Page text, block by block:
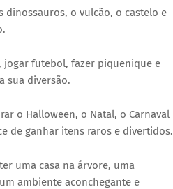
dinossauros, o vulcão, o castelo e
jogar futebol, fazer piquenique e
sua diversão.
o Halloween, o Natal, o Carnaval
de ganhar itens raros e divertidos.
uma casa na árvore, uma
ambiente aconchegante e